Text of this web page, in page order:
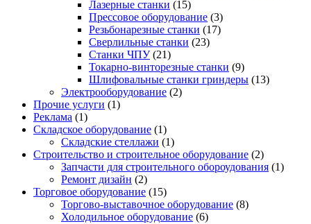
Лазерные станки (15)
Прессовое оборудование (3)
Резьбонарезные станки (17)
Сверлильные станки (23)
Станки ЧПУ(21)
Токарно-винторезные станки (9)
Шлифовальные станки гриндеры (13)
Электрооборудование (2)
Прочие услуги (1)
Реклама (1)
Складское оборудование (1)
Складские стеллажи (1)
Строительство и строительное оборудование (2)
Запчасти для строительного обороудования (1)
Ремонт дизайн (2)
Торговое оборудование (15)
Торгово-выставочное оборудование (8)
Холодильное оборудование (6)